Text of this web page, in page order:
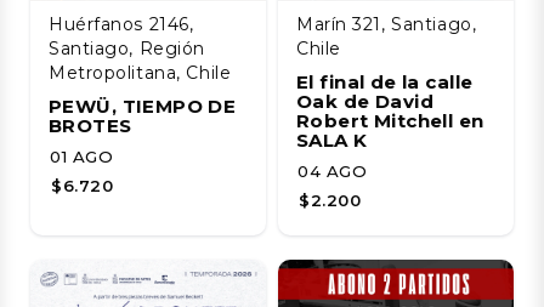
Huérfanos 2146,
Santiago, Región
Metropolitana, Chile
PEWÜ, TIEMPO DE
BROTES
01 AGO
$6.720
Marín 321, Santiago,
Chile
El final de la calle
Oak de David
Robert Mitchell en
SALA K
04 AGO
$2.200